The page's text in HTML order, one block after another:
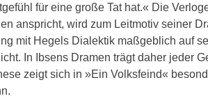
für eine große Tat hat.« Die
anspricht, wird zum Leitmotiv seiner
mit Hegels Dialektik maßgeblich auf
In Ibsens Dramen trägt daher jeder
zeigt sich in »Ein Volksfeind«